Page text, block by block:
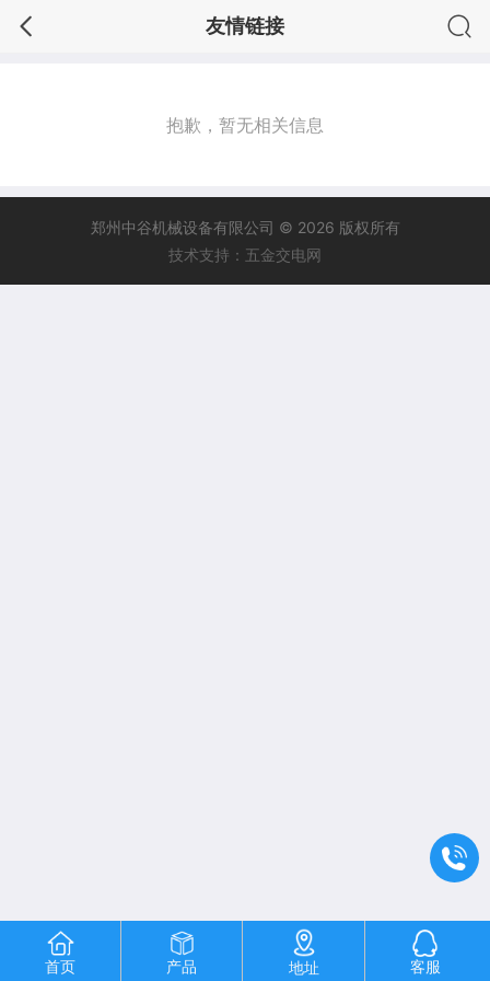
友情链接
抱歉，暂无相关信息
郑州中谷机械设备有限公司 © 2026 版权所有
技术支持：五金交电网
首页 产品 地址 客服